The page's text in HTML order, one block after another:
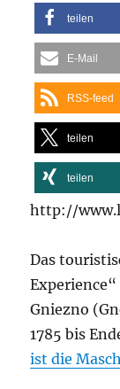
teilen
E-Mail
RSS-feed
teilen
teilen
http://
Das
Gniezno
1785 bis
ist die